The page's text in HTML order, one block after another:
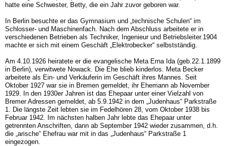
hatte eine Schwester, Betty, die ein Jahr zuvor geboren war.
In Berlin besuchte er das Gymnasium und „technische Schulen“ im
Schlosser- und Maschinenfach. Nach dem Abschluss arbeitete er in
verschiedenen Betrieben als Techniker, Ingenieur und Betriebsleiter.1904
machte er sich mit einem Geschäft „Elektrobecker“ selbstständig.
Am 4.10.1926 heiratete er die evangelische Meta Erna Ida (geb.22.1.1899
in Berlin), verwitwete Nowack. Die Ehe blieb kinderlos. Meta Becker
arbeitete als Ein- und Verkäuferin im Geschäft ihres Mannes. Seit
Oktober 1927 war sie in Bremen gemeldet, ihr Ehemann ab November
1929. In den 1930er Jahren ist das Ehepaar unter einer Vielzahl von
Bremer Adressen gemeldet, ab 5.9.1942 in dem „Judenhaus“ Parkstraße
1. Die längste Zeit lebten sie im Fedelhören 28, vom Oktober 1938 bis
Februar 1942. Im nächsten halben Jahr lebte das Ehepaar unter
getrennten Anschriften, dann ab September 1942 wieder zusammen, d.h.
die „arische“ Ehefrau war mit in das „Judenhaus“ Parkstraße 1
eingezogen.